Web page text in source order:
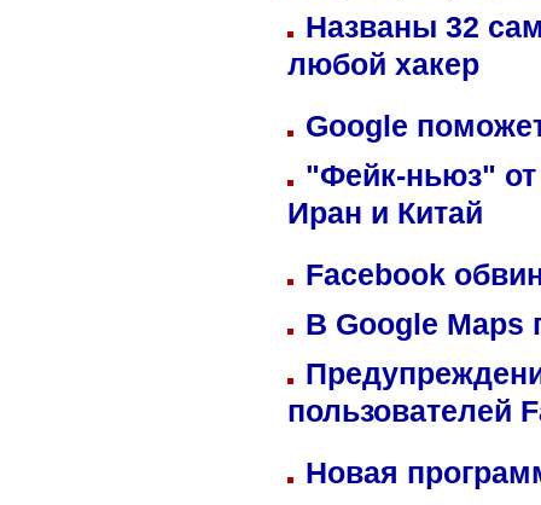
Названы 32
любой хакер
Google
"Фейк-ньюз" от
Иран и Китай
Facebook
В Google Maps
пользователей
Новая